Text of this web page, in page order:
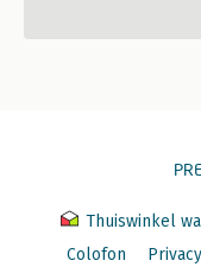
Thuiswinkel
Colofon
Privacy